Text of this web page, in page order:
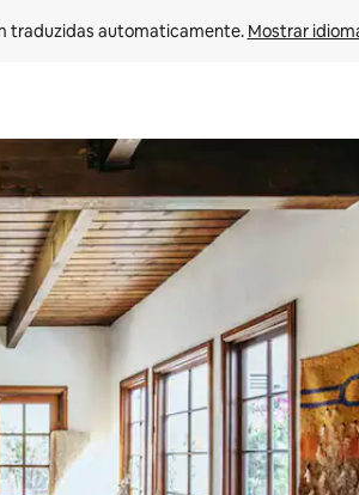
traduzidas automaticamente. Mostrar
cima e para baixo do teclado ou tocando